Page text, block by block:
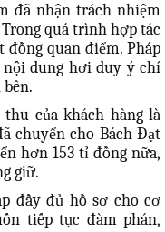
đã nhận trách nhiệm
quá trình hợp tác
quan điểm. Pháp
nội dung hơi duy ý chí
của khách hàng là
chuyển cho Bách Đạt
hơn 153 tỉ đồng nữa,
giữ.
đầy đủ hồ sơ cho cơ
tiếp tục đàm phán,